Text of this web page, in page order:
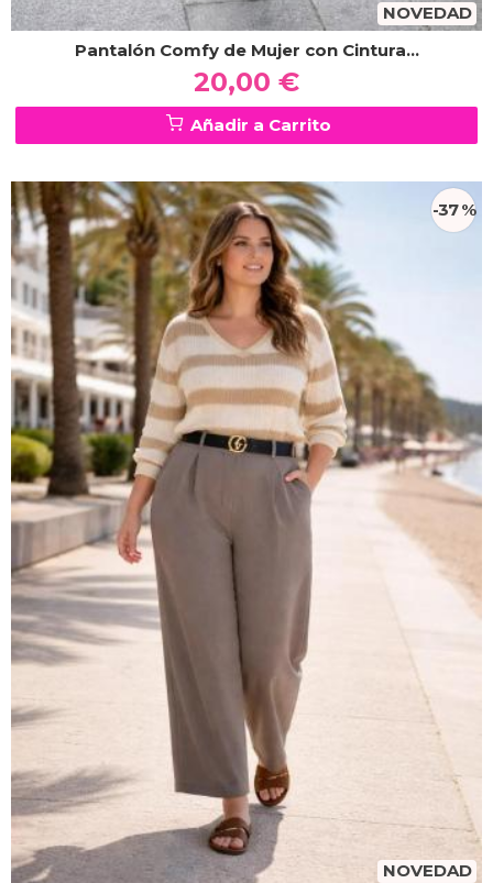
NOVEDAD
Pantalón Comfy de Mujer con Cintura...
20,00 €
Añadir a Carrito
NOVEDAD
-37 %